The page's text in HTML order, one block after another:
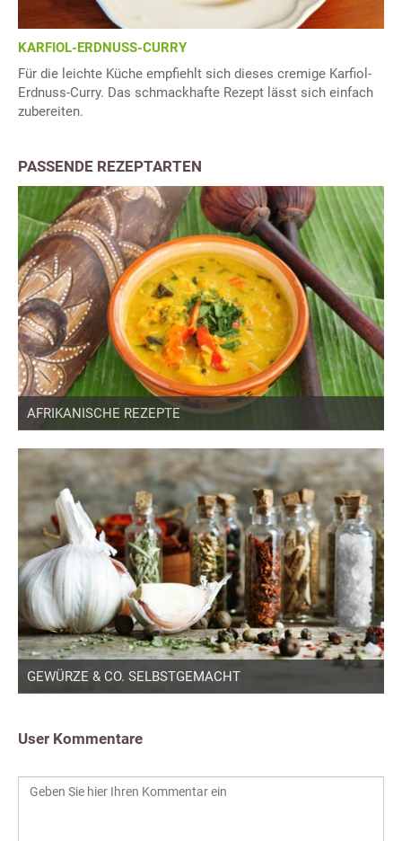
KARFIOL-ERDNUSS-CURRY
Für die leichte Küche empfiehlt sich dieses cremige Karfiol-
Erdnuss-Curry. Das schmackhafte Rezept lässt sich einfach
zubereiten.
PASSENDE REZEPTARTEN
AFRIKANISCHE REZEPTE
GEWÜRZE & CO. SELBSTGEMACHT
User Kommentare